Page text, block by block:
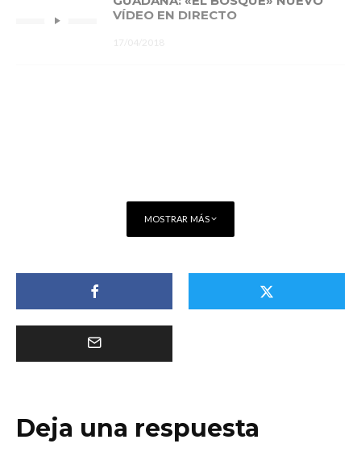
VÍDEO EN DIRECTO
17/04/2018
MOSTRAR MÁS
Deja una respuesta